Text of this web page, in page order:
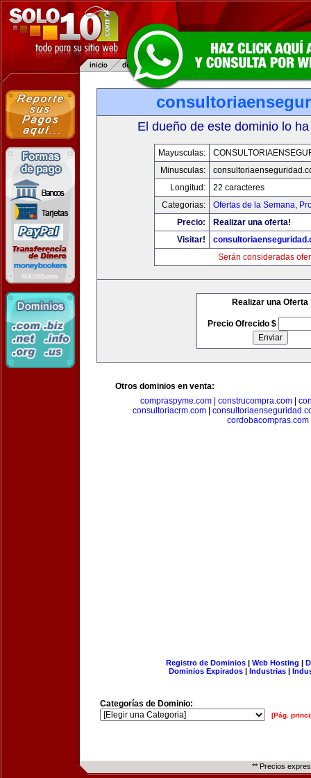
El dueño de este dominio lo
Mayusculas:
Minusculas:
Longitud:
22 caracteres
Categorias:
Ofertas de la Semana,
Precio:
Realizar una oferta!
Visitar!
Serán consideradas
Realizar una Oferta
Precio Ofrecido $
Otros dominios en venta:
compraspyme.com
construcompra.com
consultoriacrm.com|
cordobacompras.com
Registro de Dominios| Web Hosting |
Dominios Expirados | Industrias |
Categorías de Dominio:
[Pág.
** Precios